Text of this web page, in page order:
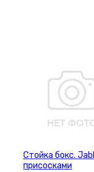
Стойка бокс.
присосками